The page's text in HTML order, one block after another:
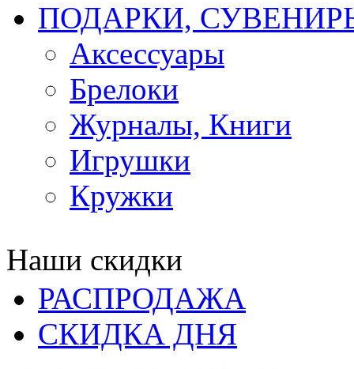
ПОДАРКИ,
Аксессуары
Брелоки
Журналы, Книги
Игрушки
Кружки
Наши скидки
РАСПРОДАЖА
СКИДКА ДНЯ